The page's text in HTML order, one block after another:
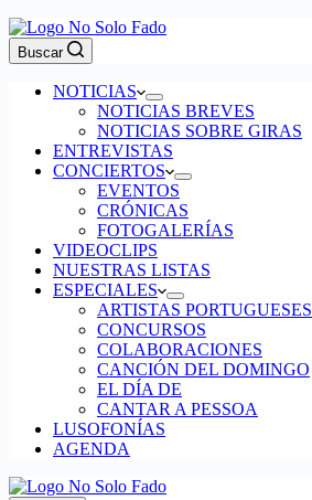
Buscar
NOTICIAS
NOTICIAS BREVES
NOTICIAS SOBRE GIRAS
ENTREVISTAS
CONCIERTOS
EVENTOS
CRÓNICAS
FOTOGALERÍAS
VIDEOCLIPS
NUESTRAS LISTAS
ESPECIALES
ARTISTAS PORTUGUESES
CONCURSOS
COLABORACIONES
CANCIÓN DEL DOMINGO
EL DÍA DE
CANTAR A PESSOA
LUSOFONÍAS
AGENDA